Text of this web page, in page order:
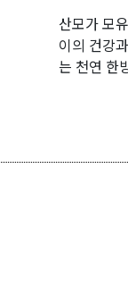
산모가 모
이의 건강
는 천연 한